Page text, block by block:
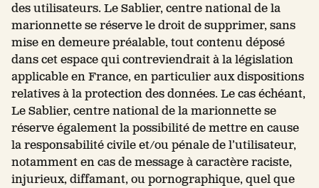
des utilisateurs. Le Sablier, centre national de la
marionnette se réserve le droit de supprimer, sans
mise en demeure préalable, tout contenu déposé
dans cet espace qui contreviendrait à la législation
applicable en France, en particulier aux dispositions
relatives à la protection des données. Le cas échéant,
Le Sablier, centre national de la marionnette se
réserve également la possibilité de mettre en cause
la responsabilité civile et/ou pénale de l’utilisateur,
notamment en cas de message à caractère raciste,
injurieux, diffamant, ou pornographique, quel que